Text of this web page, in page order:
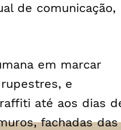
de comunicação,
em marcar
e
até aos dias
fachadas das